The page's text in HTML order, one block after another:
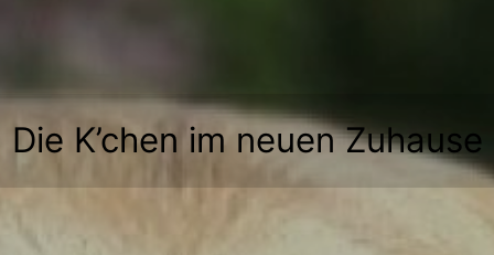
Die K’chen im neuen Zuhause